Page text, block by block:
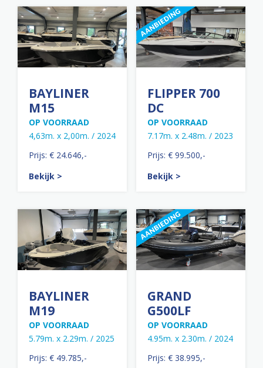
BAYLINER
M15
OP VOORRAAD
4,63m. x 2,00m. / 2024
Prijs: € 24.646,-
Bekijk >
FLIPPER 700
DC
OP VOORRAAD
7.17m. x 2.48m. / 2023
Prijs: € 99.500,-
Bekijk >
BAYLINER
M19
OP VOORRAAD
5.79m. x 2.29m. / 2025
Prijs: € 49.785,-
GRAND
G500LF
OP VOORRAAD
4.95m. x 2.30m. / 2024
Prijs: € 38.995,-